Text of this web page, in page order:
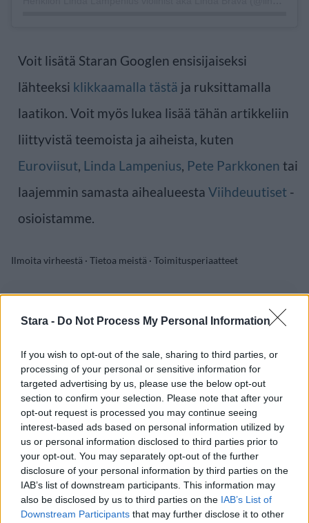
Stara - Do Not Process My Personal Information
If you wish to opt-out of the sale, sharing to third parties, or
processing of your personal or sensitive information for
targeted advertising by us, please use the below opt-out
section to confirm your selection. Please note that after your
opt-out request is processed you may continue seeing
interest-based ads based on personal information utilized by
us or personal information disclosed to third parties prior to
your opt-out. You may separately opt-out of the further
disclosure of your personal information by third parties on the
IAB’s list of downstream participants. This information may
also be disclosed by us to third parties on the IAB’s List of
Downstream Participants that may further disclose it to other
Voit lisätä Staran Googlen ensisijaiseksi
lähteeksi klikkaamalla tästä ja ruksittamalla
laatikon. Voit myös lukea lisää tähän artikkeliin
liittyvistä teemoista ja aiheista, kuten
Euroviisut, Linda Lampenius, Pete Parkkonen tai
laajemmin samasta aihealueesta Viihdeuutiset -
osioistamme.
Ilmoita virheestä · Tietoa meistä · Toimitusperiaatteet